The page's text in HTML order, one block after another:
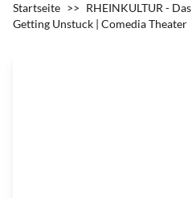
Startseite >> RHEINKULTUR -
Getting Unstuck | Comedia Theater
H
o
r